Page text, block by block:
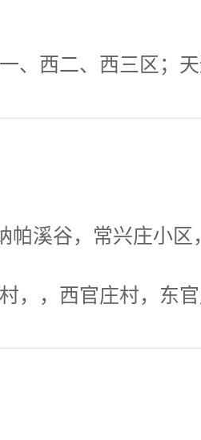
、西二、西三区；
帕溪谷，常兴庄小区
，，西官庄村，东